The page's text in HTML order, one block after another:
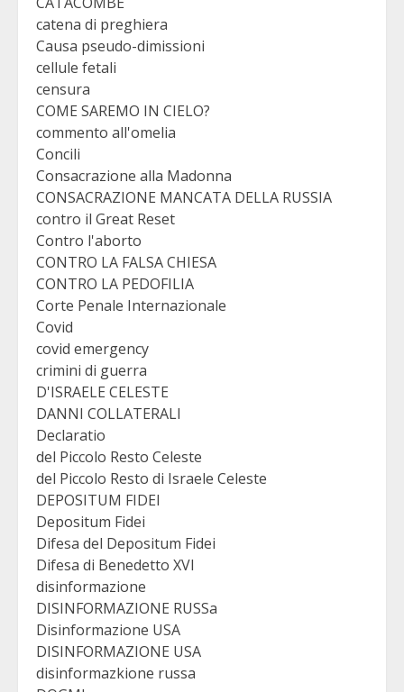
catena di preghiera
Causa pseudo-dimissioni
cellule fetali
censura
COME SAREMO IN CIELO?
commento all'omelia
Concili
Consacrazione alla Madonna
CONSACRAZIONE MANCATA DELLA RUSSIA
contro il Great Reset
Contro l'aborto
CONTRO LA FALSA CHIESA
CONTRO LA PEDOFILIA
Corte Penale Internazionale
Covid
covid emergency
crimini di guerra
D'ISRAELE CELESTE
DANNI COLLATERALI
Declaratio
del Piccolo Resto Celeste
del Piccolo Resto di Israele Celeste
DEPOSITUM FIDEI
Depositum Fidei
Difesa del Depositum Fidei
Difesa di Benedetto XVI
disinformazione
DISINFORMAZIONE RUSSa
Disinformazione USA
DISINFORMAZIONE USA
disinformazkione russa